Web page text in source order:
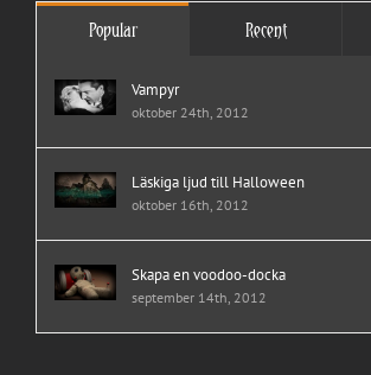
Popular Recent
Vampyr
oktober 24th, 2012
Läskiga ljud till Halloween
oktober 16th, 2012
Skapa en voodoo-docka
september 14th, 2012